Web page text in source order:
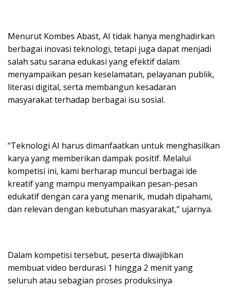
Menurut Kombes Abast, AI tidak hanya menghadirkan
berbagai inovasi teknologi, tetapi juga dapat menjadi
salah satu sarana edukasi yang efektif dalam
menyampaikan pesan keselamatan, pelayanan publik,
literasi digital, serta membangun kesadaran
masyarakat terhadap berbagai isu sosial.
“Teknologi AI harus dimanfaatkan untuk menghasilkan
karya yang memberikan dampak positif. Melalui
kompetisi ini, kami berharap muncul berbagai ide
kreatif yang mampu menyampaikan pesan-pesan
edukatif dengan cara yang menarik, mudah dipahami,
dan relevan dengan kebutuhan masyarakat,” ujarnya.
Dalam kompetisi tersebut, peserta diwajibkan
membuat video berdurasi 1 hingga 2 menit yang
seluruh atau sebagian proses produksinya